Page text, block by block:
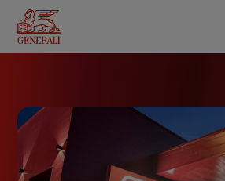
contenu
principal